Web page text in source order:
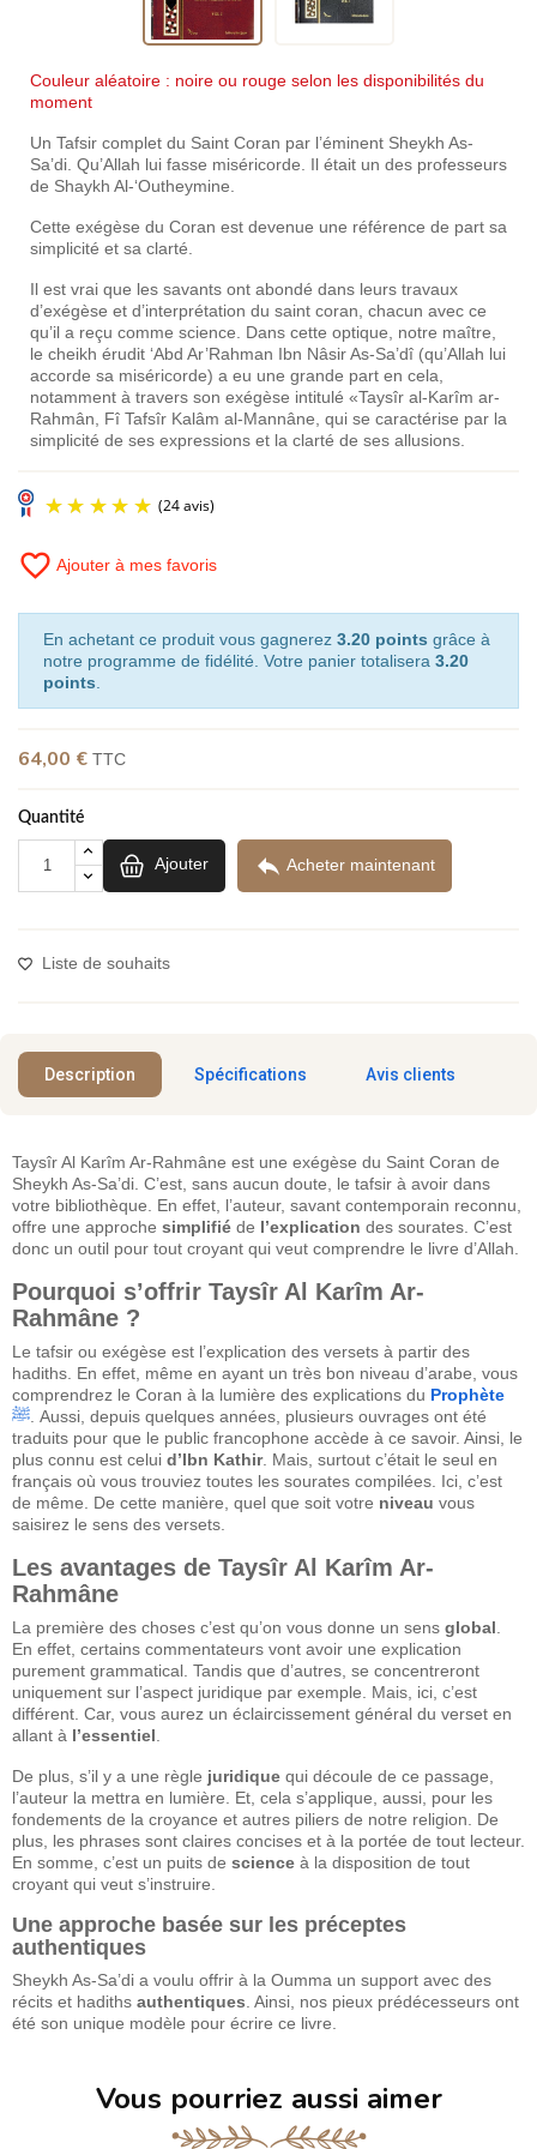
Couleur aléatoire : noire ou rouge selon les disponibilités du
moment
Un Tafsir complet du Saint Coran par l’éminent Sheykh As-
Sa’di. Qu’Allah lui fasse miséricorde. Il était un des professeurs
de Shaykh Al-‘Outheymine.
Cette exégèse du Coran est devenue une référence de part sa
simplicité et sa clarté.
Il est vrai que les savants ont abondé dans leurs travaux
d’exégèse et d’interprétation du saint coran, chacun avec ce
qu’il a reçu comme science. Dans cette optique, notre maître,
le cheikh érudit ‘Abd Ar’Rahman Ibn Nâsir As-Sa’dî (qu’Allah lui
accorde sa miséricorde) a eu une grande part en cela,
notamment à travers son exégèse intitulé «Taysîr al-Karîm ar-
Rahmân, Fî Tafsîr Kalâm al-Mannâne, qui se caractérise par la
simplicité de ses expressions et la clarté de ses allusions.
favorite_border Ajouter à mes favoris
En achetant ce produit vous gagnerez 3.20 points grâce à
notre programme de fidélité. Votre panier totalisera 3.20
points
64,00 € TTC
Quantité
Ajouter  Acheter maintenant
Liste de souhaits
Description Spécifications Avis clients
Taysîr Al Karîm Ar-Rahmâne est une exégèse du Saint Coran de
Sheykh As-Sa’di. C’est, sans aucun doute, le tafsir à avoir dans
votre bibliothèque. En effet, l’auteur, savant contemporain reconnu,
offre une approche simplifié de l’explication des sourates. C’est
donc un outil pour tout croyant qui veut comprendre le livre d’Allah.
Pourquoi s’offrir Taysîr Al Karîm Ar-
Rahmâne ?
Le tafsir ou exégèse est l’explication des versets à partir des
hadiths. En effet, même en ayant un très bon niveau d’arabe, vous
comprendrez le Coran à la lumière des explications du Prophète
ﷺ . Aussi, depuis quelques années, plusieurs ouvrages ont été
traduits pour que le public francophone accède à ce savoir. Ainsi, le
plus connu est celui d’Ibn Kathir. Mais, surtout c’était le seul en
français où vous trouviez toutes les sourates compilées. Ici, c’est
de même. De cette manière, quel que soit votre niveau vous
saisirez le sens des versets.
Les avantages de Taysîr Al Karîm Ar-
Rahmâne
La première des choses c’est qu’on vous donne un sens global
En effet, certains commentateurs vont avoir une explication
purement grammatical. Tandis que d’autres, se concentreront
uniquement sur l’aspect juridique par exemple. Mais, ici, c’est
différent. Car, vous aurez un éclaircissement général du verset en
allant à l’essentiel
De plus, s’il y a une règle juridique qui découle de ce passage,
l’auteur la mettra en lumière. Et, cela s’applique, aussi, pour les
fondements de la croyance et autres piliers de notre religion. De
plus, les phrases sont claires concises et à la portée de tout lecteur.
En somme, c’est un puits de science à la disposition de tout
croyant qui veut s’instruire.
Une approche basée sur les préceptes
authentiques
Sheykh As-Sa’di a voulu offrir à la Oumma un support avec des
récits et hadiths authentiques . Ainsi, nos pieux prédécesseurs ont
été son unique modèle pour écrire ce livre.
Vous pourriez aussi aimer